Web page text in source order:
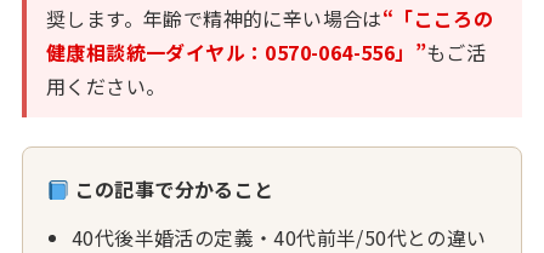
奨します。年齢で精神的に辛い場合は“「こころの
健康相談統一ダイヤル：0570-064-556」”もご活
用ください。
この記事で分かること
40代後半婚活の定義・40代前半/50代との違い